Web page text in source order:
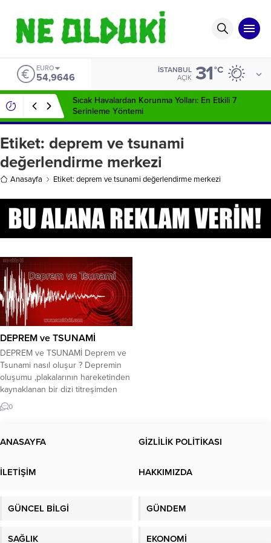
EURO
54,9646
İSTANBUL
AÇIK 31°C
Sıcak Havalardan Korunma Yolları: En Etkili 7
Serinleme Yöntemi
Etiket: deprem ve tsunami
değerlendirme merkezi
Anasayfa Etiket: deprem ve tsunami değerlendirme merkezi
DEPREM ve TSUNAMİ
DEPREM ve TSUNAMİ Deprem ve
Tsunami nasıl oluşur ? Depremin
oluşumu ,plakalarının hareketinden
kaynaklanan bir dizi titreşimden
kaynaklanan doğal bir olaydır.
Dünyanın en kötü doğal afetlerinin
da mühendislik biliminin bu
binalar tasarlamak için standartlar
0
ANASAYFA GİZLİLİK POLİTİKASI
İLETİŞİM HAKKIMIZDA
GÜNCEL BİLGİ GÜNDEM
SAĞLIK EKONOMİ